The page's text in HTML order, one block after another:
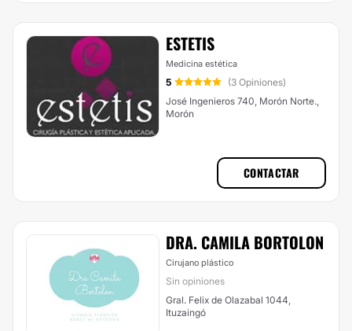
ESTETIS
Medicina estética
5
(3 Opiniones)
José Ingenieros 740, Morón Norte.,
Morón
CONTACTAR
DRA. CAMILA BORTOLON
Cirujano plástico
Sin opiniones
Gral. Felix de Olazabal 1044,
Ituzaingó